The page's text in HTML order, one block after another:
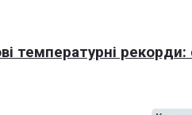
температурні рекорди: